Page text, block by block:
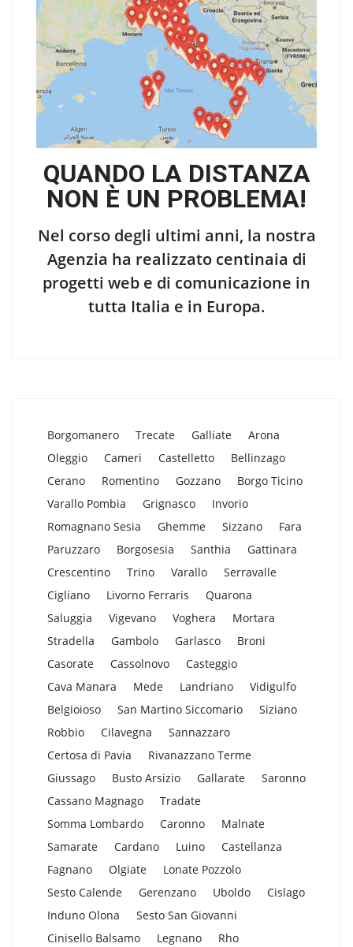
QUANDO LA DISTANZA
NON È UN PROBLEMA!
Nel corso degli ultimi anni, la nostra
Agenzia ha realizzato centinaia di
progetti web e di comunicazione in
tutta Italia e in Europa.
Borgomanero Trecate Galliate
Arona
Oleggio
Cameri Castelletto
Bellinzago
Cerano
Romentino Gozzano
Borgo Ticino
Varallo Pombia
Grignasco
Invorio
Romagnano Sesia
Ghemme Sizzano
Fara
Paruzzaro
Borgosesia Santhia
Gattinara
Crescentino
Trino Varallo
Serravalle
Cigliano
Livorno Ferraris
Quarona
Saluggia
Vigevano Voghera
Mortara
Stradella
Gambolo Garlasco
Broni
Casorate
Cassolnovo
Casteggio
Cava Manara
Mede Landriano
Vidigulfo
Belgioioso
San Martino Siccomario
Siziano
Robbio
Cilavegna
Sannazzaro
Certosa di Pavia
Rivanazzano Terme
Giussago
Busto Arsizio Gallarate
Saronno
Cassano Magnago
Tradate
Somma Lombardo
Caronno
Malnate
Samarate
Cardano Luino
Castellanza
Fagnano
Olgiate
Lonate Pozzolo
Sesto Calende
Gerenzano Uboldo
Cislago
Induno Olona
Sesto San Giovanni
Cinisello Balsamo
Legnano
Rho